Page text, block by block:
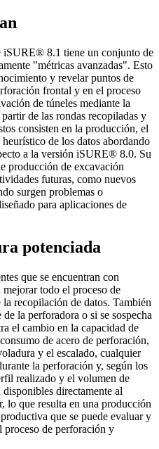
iSURE® 8.1 tiene un conjunto de
"métricas avanzadas". Esto
y revelar puntos de
frontal y en el proceso
de túneles mediante la
de las rondas recopiladas y
consisten en la producción, el
de los datos abordando
a la versión iSURE® 8.0. Su
producción de excavación
futuras, como nuevos
surgen problemas o
para aplicaciones de
potenciada
que se encuentran con
todo el proceso de
recopilación de datos. También
la perforadora o si se sospecha
el cambio en la capacidad de
de acero de perforación,
y el escalado, cualquier
la perforación y, según los
realizado y el volumen de
directamente al
lo que resulta en una producción
que se puede evaluar y
proceso de perforación y